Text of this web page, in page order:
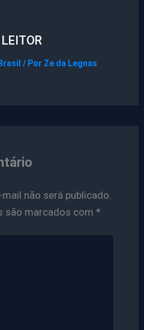
Brasil / Por Ze da Legnas
não será publicado.
são marcados com *